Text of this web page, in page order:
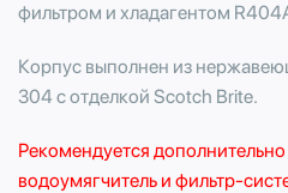
фильтром и хладагентом
Корпус выполнен из
304 с отделкой Scotch Brite.
Рекомендуется
водоумягчитель и фильтр-